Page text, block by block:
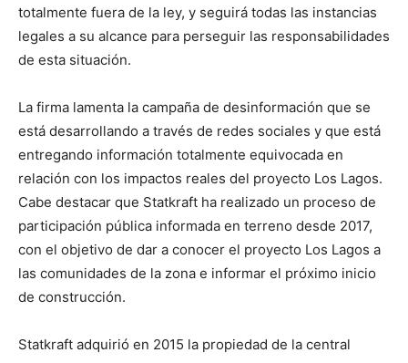
totalmente fuera de la ley, y seguirá todas las instancias
legales a su alcance para perseguir las responsabilidades
de esta situación.
La firma lamenta la campaña de desinformación que se
está desarrollando a través de redes sociales y que está
entregando información totalmente equivocada en
relación con los impactos reales del proyecto Los Lagos.
Cabe destacar que Statkraft ha realizado un proceso de
participación pública informada en terreno desde 2017,
con el objetivo de dar a conocer el proyecto Los Lagos a
las comunidades de la zona e informar el próximo inicio
de construcción.
Statkraft adquirió en 2015 la propiedad de la central